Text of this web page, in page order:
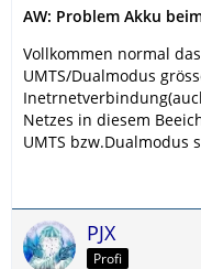
AW: Problem Akku
Vollkommen normal
UMTS/Dualmodus
Netzes in diesem
UMTS bzw.Dualmodus
PJX
Profi